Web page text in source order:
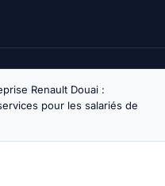
Renault Douai :
pour les salariés de